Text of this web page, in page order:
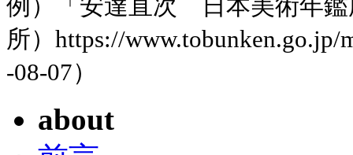
例）「安達直次 日本美術年鑑
所）https://
-08-07）
about